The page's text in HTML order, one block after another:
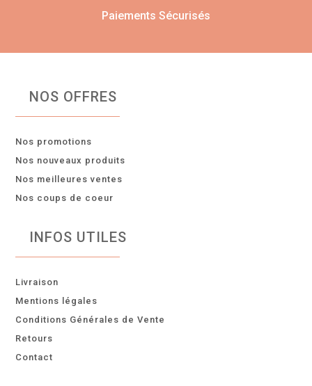
Paiements Sécurisés
NOS OFFRES
Nos promotions
Nos nouveaux produits
Nos meilleures ventes
Nos coups de coeur
INFOS UTILES
Livraison
Mentions légales
Conditions Générales de Vente
Retours
Contact